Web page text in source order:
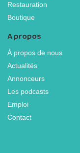
Restauration
Boutique
A propos
À propos de nous
Actualités
Annonceurs
Les podcasts
Emploi
Contact